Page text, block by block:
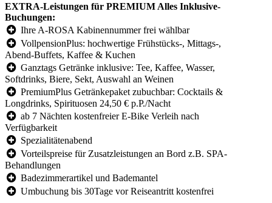
EXTRA-Leistungen für PREMIUM Alles Inklusive-
Buchungen:
Ihre A-ROSA Kabinennummer frei wählbar
VollpensionPlus: hochwertige Frühstücks-, Mittags-,
Abend-Buffets, Kaffee & Kuchen
Ganztags Getränke inklusive: Tee, Kaffee, Wasser,
Softdrinks, Biere, Sekt, Auswahl an Weinen
PremiumPlus Getränkepaket zubuchbar: Cocktails &
Longdrinks, Spirituosen 24,50 € p.P./Nacht
ab 7 Nächten kostenfreier E-Bike Verleih nach
Verfügbarkeit
Spezialitätenabend
Vorteilspreise für Zusatzleistungen an Bord z.B. SPA-
Behandlungen
Badezimmerartikel und Bademantel
Umbuchung bis 30Tage vor Reiseantritt kostenfrei